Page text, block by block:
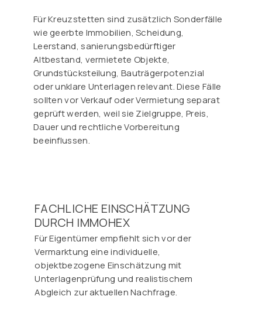
Für Kreuzstetten sind zusätzlich Sonderfälle
wie geerbte Immobilien, Scheidung,
Leerstand, sanierungsbedürftiger
Altbestand, vermietete Objekte,
Grundstücksteilung, Bauträgerpotenzial
oder unklare Unterlagen relevant. Diese Fälle
sollten vor Verkauf oder Vermietung separat
geprüft werden, weil sie Zielgruppe, Preis,
Dauer und rechtliche Vorbereitung
beeinflussen.
FACHLICHE EINSCHÄTZUNG
DURCH IMMOHEX
Für Eigentümer empfiehlt sich vor der
Vermarktung eine individuelle,
objektbezogene Einschätzung mit
Unterlagenprüfung und realistischem
Abgleich zur aktuellen Nachfrage.